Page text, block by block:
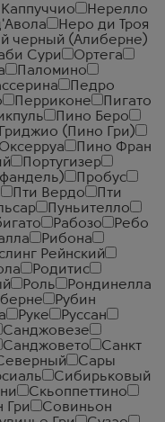
Нерелло
Неро ди Троя
черный (Алиберне)
Сури
Ортега
Паломино
Педро
Перриконе
Пигато
Пино Беро
(Пино Гри)
Пино Фран
Португизер
Пробус
Пти Вердо
Пти
Пуньителло
Рабозо
Ребо
Рибона
Рейнский
Родитис
Роль
Рондинелла
Рубин
Руке
Руссан
Санджовезе
Санджовето
Санкт
Сары
Сибирьковый
Скьоппеттино
Гри
Совиньон